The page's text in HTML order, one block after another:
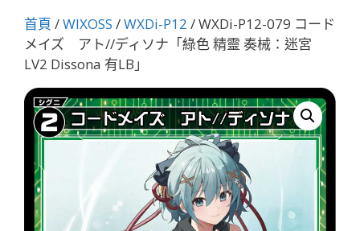
首頁 /WIXOSS /WXDi-P12 / WXDi-P12-079 コード
メイズ アト//ディソナ「綠色 精靈 奏械：迷宮
LV2 Dissona 有LB」